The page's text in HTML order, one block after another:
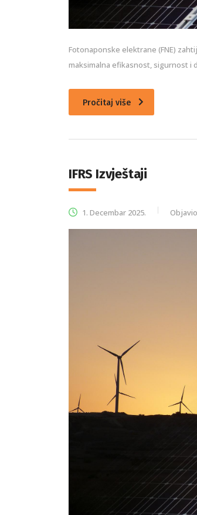
Fotonaponske elektrane (FNE)
maksimalna efikasnost, sigurnost i
Pročitaj više
IFRS Izvještaji
1. Decembar 2025.